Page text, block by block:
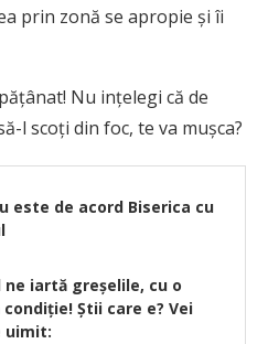
prin zonă se apropie şi îi
Nu inţelegi că de
l scoţi din foc, te va muşca?
este de acord Biserica cu
ne iartă greşelile, cu o
Ştii care e? Vei
uimit: